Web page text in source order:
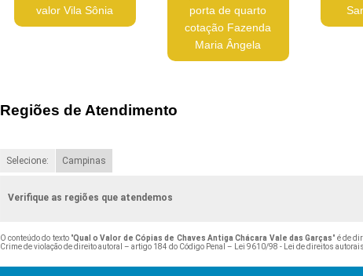
valor Vila Sônia
porta de quarto
cotação Fazenda
Maria Ângela
Regiões de Atendimento
Selecione: Campinas
Verifique as regiões que atendemos
O conteúdo do texto "Qual o Valor de Cópias de Chaves Antiga Chácara Vale das Garças" é de
Crime de violação de direito autoral – artigo 184 do Código Penal –
Lei 9610/98 - Lei de direitos autorais